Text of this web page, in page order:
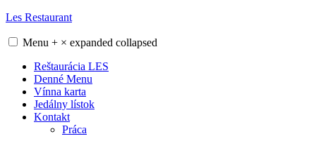
Skip
content
Les Restaurant
Menu + × expanded collapsed
Reštaurácia LES
Denné Menu
Vínna karta
Jedálny lístok
Kontakt
Práca